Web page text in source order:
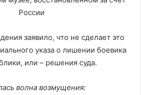
заявило, что не сделает это
указа о лишении боевика
или – решения суда.
волна возмущения: